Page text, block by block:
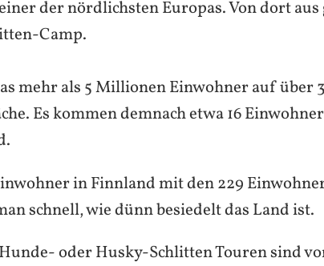
der nördlichsten Europas. Von dort aus
Camp.
mehr als 5 Millionen Einwohner auf über
Es kommen demnach etwa 16
in Finnland mit den 229
schnell, wie dünn besiedelt das Land ist.
oder Husky-Schlitten Touren sind